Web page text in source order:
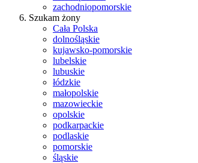
zachodniopomorskie
Szukam żony
Cała Polska
dolnośląskie
kujawsko-pomorskie
lubelskie
lubuskie
łódzkie
małopolskie
mazowieckie
opolskie
podkarpackie
podlaskie
pomorskie
śląskie